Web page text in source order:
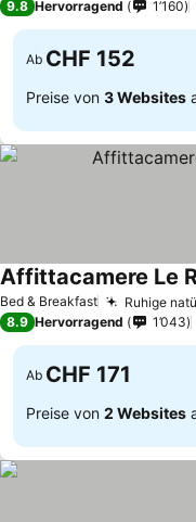
9.8 Hervorragend 1’160
Ab CHF 152
Preise von 3 Websites
Bed & Breakfast Ruhige
Affittacamere Le
8.9 Hervorragend 1’043
Ab CHF 171
Preise von 2 Websites